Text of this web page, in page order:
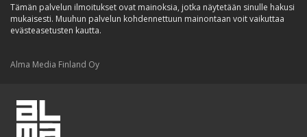
Tämän palvelun ilmoitukset ovat mainoksia, jotka näytetään sinulle hakusi
mukaisesti. Muuhun palvelun kohdennettuun mainontaan voit vaikuttaa
evästeasetusten kautta.
Alma Media Finland Oy